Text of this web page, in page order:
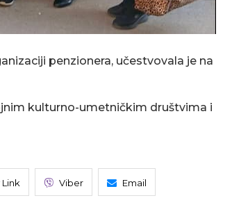
penzionera, učestvovala je na
kulturno-umetničkim društvima i
Viber Email